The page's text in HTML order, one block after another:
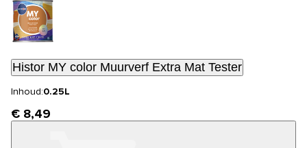
Histor MY color Muurverf Extra Mat Tester
Inhoud:0.25L
€ 8,49